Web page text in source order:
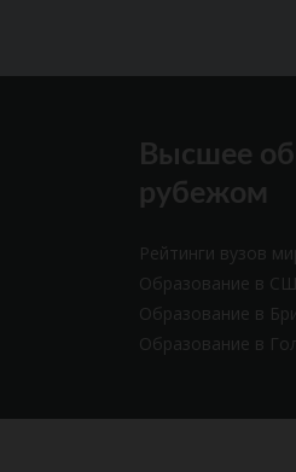
Высшее
рубежом
Рейтинги вузов
Образование в
Образование в
Образование в